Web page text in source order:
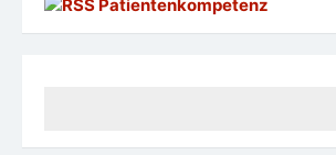
Patientenkompetenz